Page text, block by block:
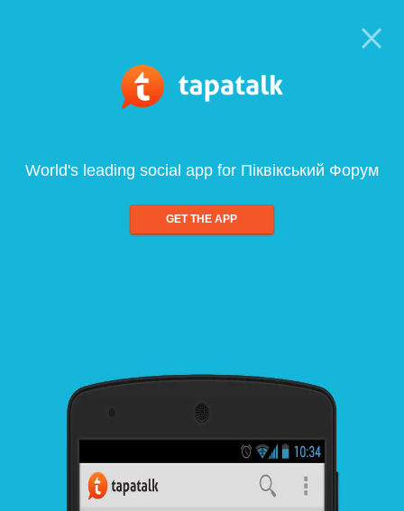
World's leading social app for Піквікський Форум
GET THE APP